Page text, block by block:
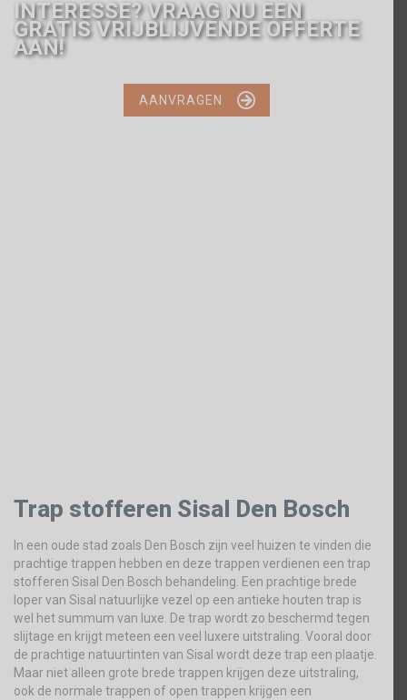
INTERESSE? VRAAG NU EEN
GRATIS VRIJBLIJVENDE OFFERTE
AAN!
AANVRAGEN 
Trap stofferen Sisal Den Bosch
In een oude stad zoals Den Bosch zijn veel huizen te vinden die
prachtige trappen hebben en deze trappen verdienen een trap
stofferen Sisal Den Bosch behandeling. Een prachtige brede
loper van Sisal natuurlijke vezel op een antieke houten trap is
wel het summum van luxe. De trap wordt zo beschermd tegen
slijtage en krijgt meteen een veel luxere uitstraling. Vooral door
de prachtige natuurtinten van Sisal wordt deze trap een plaatje.
Maar niet alleen grote brede trappen krijgen deze uitstraling,
ook de normale trappen of open trappen krijgen een